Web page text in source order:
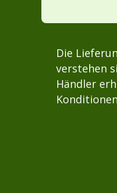
Die
verstehen
Händler